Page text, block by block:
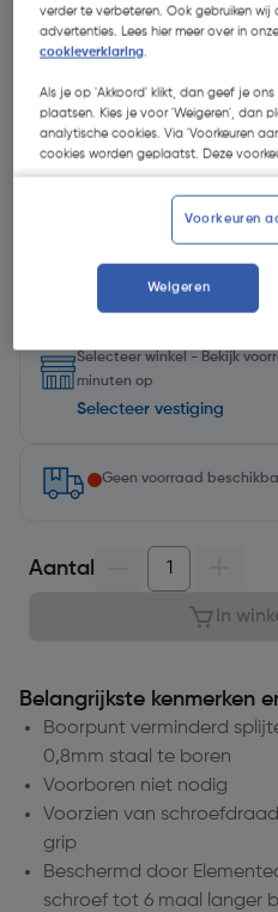
€ 7,35| Excl. btw € 6,07
Kies productvariant(29)
Selecteer winkel - Bekijk
minuten op
Selecteer vestiging
Geen voorraad
Aantal
In
Belangrijkste kenmerken
Boorpunt verminderd
0,8mm staal te boren
Voorboren niet nodig
Voorzien van
grip
Beschermd door
schroef tot 6 maal langer
verder te verbeteren. Ook gebruiken
advertenties. Lees hier meer over in
cookieverklaring.
Als je op 'Akkoord' klikt, dan geef je
plaatsen. Kies je voor 'Weigeren', dan
analytische cookies. Via 'Voorkeuren
cookies worden geplaatst. Deze
Voorkeuren
Weigeren